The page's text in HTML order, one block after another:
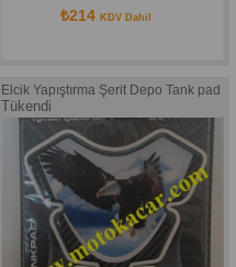
₺214 KDV Dahil
Elcik Yapıştırma Şerit Depo Tank pad
Tükendi